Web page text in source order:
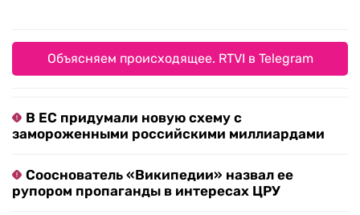
Объясняем происходящее. RTVI в Telegram
В ЕС придумали новую схему с
замороженными российскими миллиардами
Сооснователь «Википедии» назвал ее
рупором пропаганды в интересах ЦРУ